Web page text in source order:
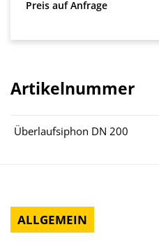
Preis auf Anfrage
Artikelnummer
Überlaufsiphon DN 200
ALLGEMEIN